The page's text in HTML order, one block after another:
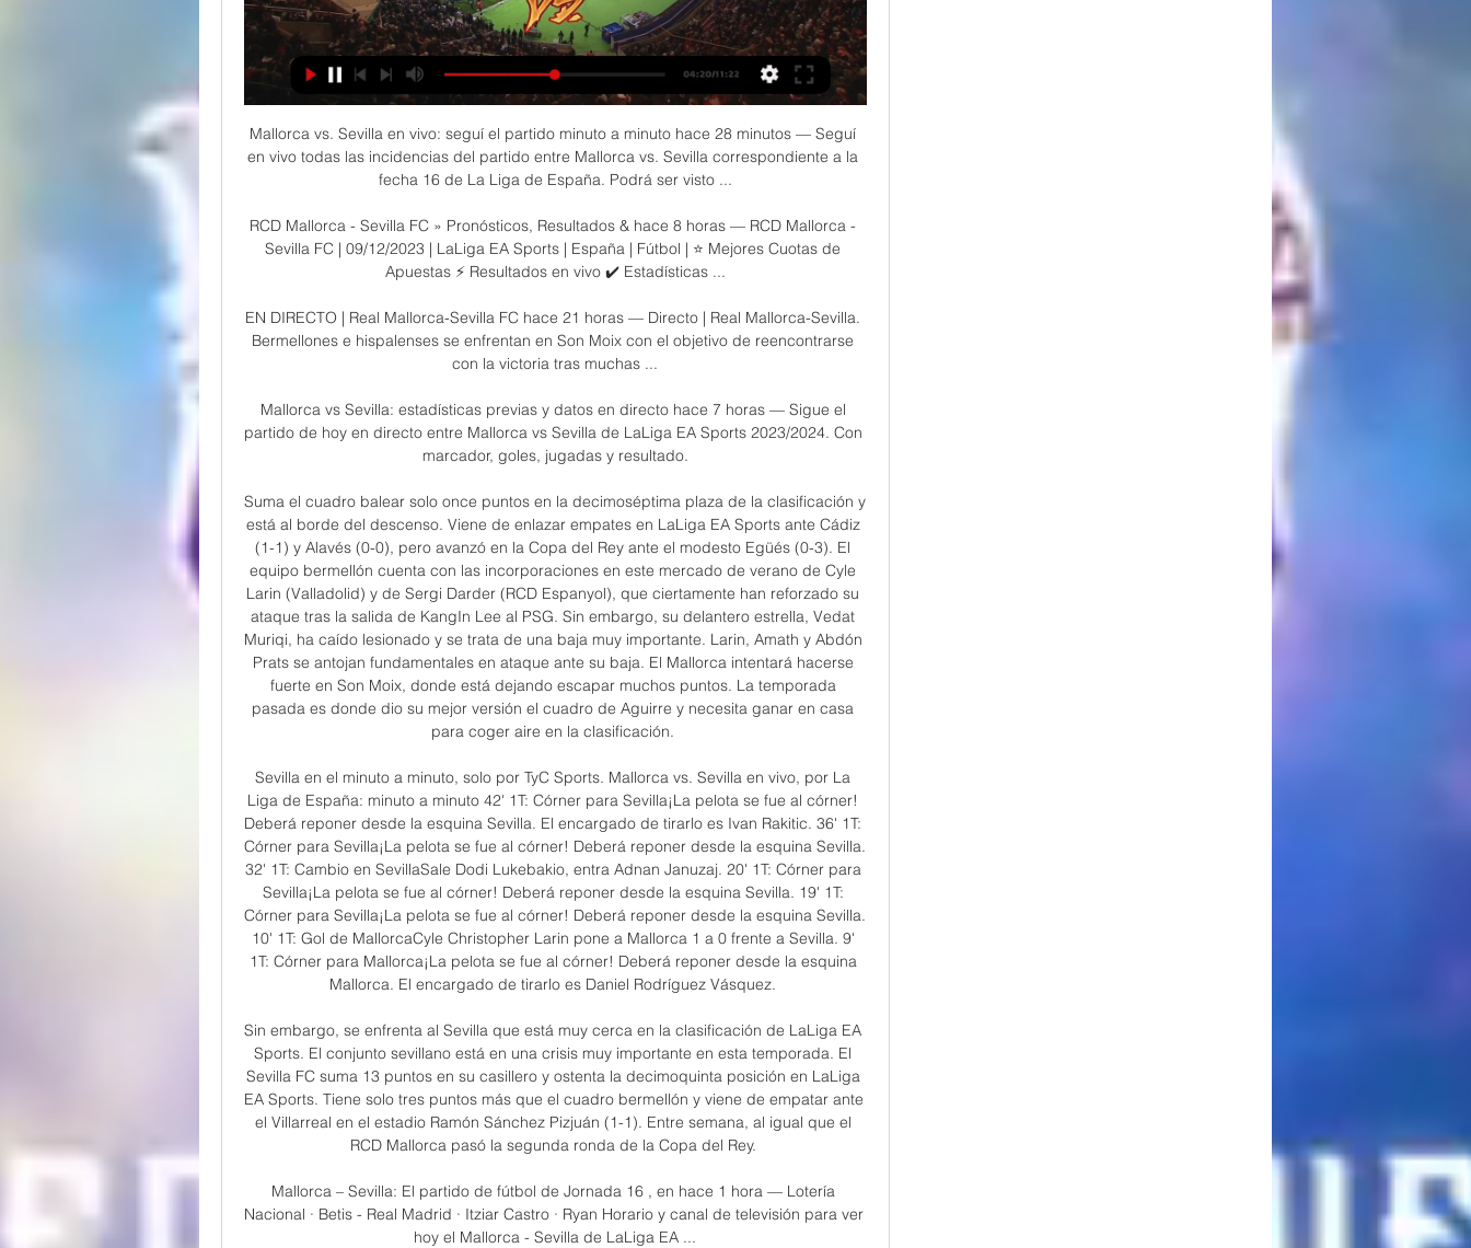
Mallorca vs. Sevilla en vivo: seguí el partido minuto a minuto hace 28 minutos — Seguí
en vivo todas las incidencias del partido entre Mallorca vs. Sevilla correspondiente a la
fecha 16 de La Liga de España. Podrá ser visto ...
RCD Mallorca - Sevilla FC » Pronósticos, Resultados & hace 8 horas — RCD Mallorca -
Sevilla FC | 09/12/2023 | LaLiga EA Sports | España | Fútbol | ⭐ Mejores Cuotas de
Apuestas ⚡ Resultados en vivo ✔️ Estadísticas ...
EN DIRECTO | Real Mallorca-Sevilla FC hace 21 horas — Directo | Real Mallorca-Sevilla.
Bermellones e hispalenses se enfrentan en Son Moix con el objetivo de reencontrarse
con la victoria tras muchas ...
Mallorca vs Sevilla: estadísticas previas y datos en directo hace 7 horas — Sigue el
partido de hoy en directo entre Mallorca vs Sevilla de LaLiga EA Sports 2023/2024. Con
marcador, goles, jugadas y resultado.
Suma el cuadro balear solo once puntos en la decimoséptima plaza de la clasificación y
está al borde del descenso. Viene de enlazar empates en LaLiga EA Sports ante Cádiz
(1-1) y Alavés (0-0), pero avanzó en la Copa del Rey ante el modesto Egüés (0-3). El
equipo bermellón cuenta con las incorporaciones en este mercado de verano de Cyle
Larin (Valladolid) y de Sergi Darder (RCD Espanyol), que ciertamente han reforzado su
ataque tras la salida de KangIn Lee al PSG. Sin embargo, su delantero estrella, Vedat
Muriqi, ha caído lesionado y se trata de una baja muy importante. Larin, Amath y Abdón
Prats se antojan fundamentales en ataque ante su baja. El Mallorca intentará hacerse
fuerte en Son Moix, donde está dejando escapar muchos puntos. La temporada
pasada es donde dio su mejor versión el cuadro de Aguirre y necesita ganar en casa
para coger aire en la clasificación.
Sevilla en el minuto a minuto, solo por TyC Sports. Mallorca vs. Sevilla en vivo, por La
Liga de España: minuto a minuto 42' 1T: Córner para Sevilla¡La pelota se fue al córner!
Deberá reponer desde la esquina Sevilla. El encargado de tirarlo es Ivan Rakitic. 36' 1T:
Córner para Sevilla¡La pelota se fue al córner! Deberá reponer desde la esquina Sevilla.
32' 1T: Cambio en SevillaSale Dodi Lukebakio, entra Adnan Januzaj. 20' 1T: Córner para
Sevilla¡La pelota se fue al córner! Deberá reponer desde la esquina Sevilla. 19' 1T:
Córner para Sevilla¡La pelota se fue al córner! Deberá reponer desde la esquina Sevilla.
10' 1T: Gol de MallorcaCyle Christopher Larin pone a Mallorca 1 a 0 frente a Sevilla. 9'
1T: Córner para Mallorca¡La pelota se fue al córner! Deberá reponer desde la esquina
Mallorca. El encargado de tirarlo es Daniel Rodríguez Vásquez.
Sin embargo, se enfrenta al Sevilla que está muy cerca en la clasificación de LaLiga EA
Sports. El conjunto sevillano está en una crisis muy importante en esta temporada. El
Sevilla FC suma 13 puntos en su casillero y ostenta la decimoquinta posición en LaLiga
EA Sports. Tiene solo tres puntos más que el cuadro bermellón y viene de empatar ante
el Villarreal en el estadio Ramón Sánchez Pizjuán (1-1). Entre semana, al igual que el
RCD Mallorca pasó la segunda ronda de la Copa del Rey.
Mallorca – Sevilla: El partido de fútbol de Jornada 16 , en hace 1 hora — Lotería
Nacional · Betis - Real Madrid · Itziar Castro · Ryan Horario y canal de televisión para ver
hoy el Mallorca - Sevilla de LaLiga EA ...